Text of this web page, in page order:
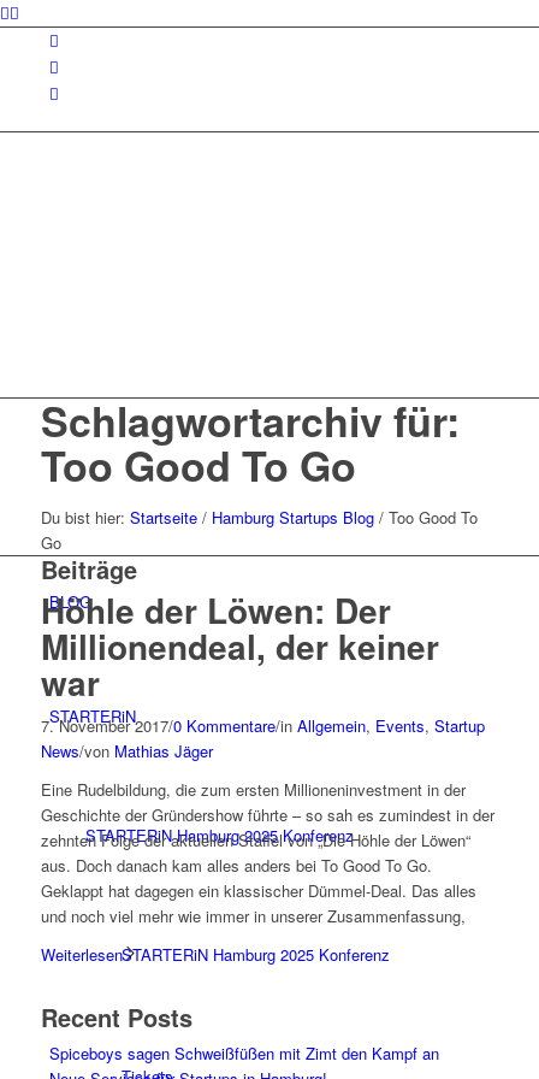
BLOG
STARTERiN
STARTERiN Hamburg 2025 Konferenz
STARTERiN Hamburg 2025 Konferenz
Schlagwortarchiv für:
Too Good To Go
Du bist hier: Startseite / Hamburg Startups Blog / Too Good To
Go
Beiträge
Höhle der Löwen: Der
Millionendeal, der keiner
war
7. November 2017/0 Kommentare/in Allgemein, Events, Startup
News/von Mathias Jäger
Eine Rudelbildung, die zum ersten Millioneninvestment in der
Geschichte der Gründershow führte – so sah es zumindest in der
zehnten Folge der aktuellen Staffel von „Die Höhle der Löwen“
aus. Doch danach kam alles anders bei To Good To Go.
Geklappt hat dagegen ein klassischer Dümmel-Deal. Das alles
und noch viel mehr wie immer in unserer Zusammenfassung,
Weiterlesen
Recent Posts
Spiceboys sagen Schweißfüßen mit Zimt den Kampf an